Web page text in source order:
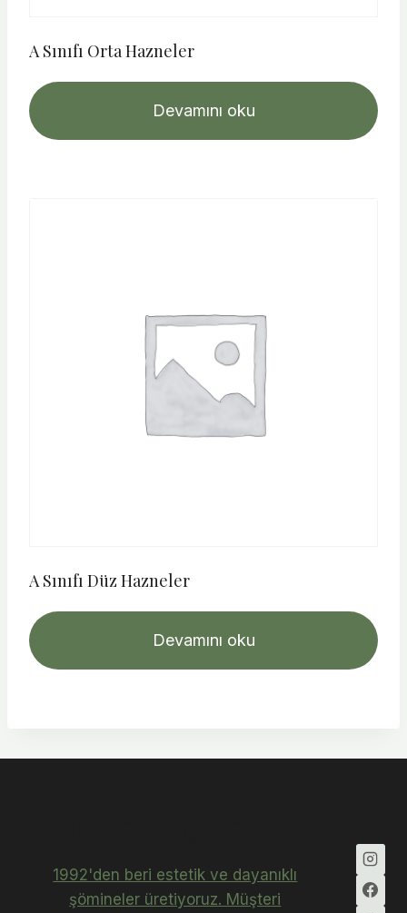
A Sınıfı Orta Hazneler
Devamını oku
A Sınıfı Düz Hazneler
Devamını oku
1992'den beri estetik ve dayanıklı
şömineler üretiyoruz. Müşteri